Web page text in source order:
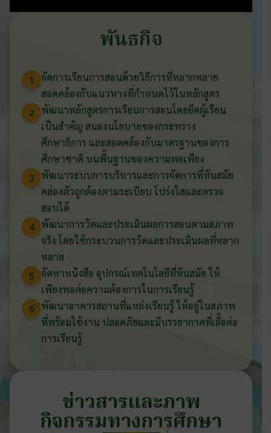
พันธกิจ
1 จัดการเรียนการสอนด้วยวิธีการที่หลากหลาย
สอดคล้องกับแนวทางที่กำหนดไว้ในหลักสูตร
2
พัฒนาหลักสูตรการเรียนการสอนโดยยึดผู้เรียน
เป็นสำคัญ สนองนโยบายของกระทรวง
ศึกษาธิการ และสอดคล้องกับมาตรฐานของการ
ศึกษาชาติ บนพื้นฐานของความพอเพียง
3
พัฒนาระบบการบริหารและการจัดการที่ทันสมัย
คล่องตัวถูกต้องตามระเบียบ โปร่งใสและตรวจ
สอบได้
4 พัฒนาการวัดและประเมินผลการสอนตามสภาพ
จริง โดยใช้กระบวนการวัดและประเมินผลที่หลาก
หลาย
5 จัดหาหนังสือ อุปกรณ์เทคโนโลยีที่ทันสมัย ให้
เพียงพอต่อความต้องการในการเรียนรู้
6 พัฒนาอาคารสถานที่แหล่งเรียนรู้ ให้อยู่ในสภาพ
ที่พร้อมใช้งาน ปลอดภัยและมีบรรยากาศที่เอื้อต่อ
การเรียนรู้
ข่าวสารและภาพ
กิจกรรมทางการศึกษา